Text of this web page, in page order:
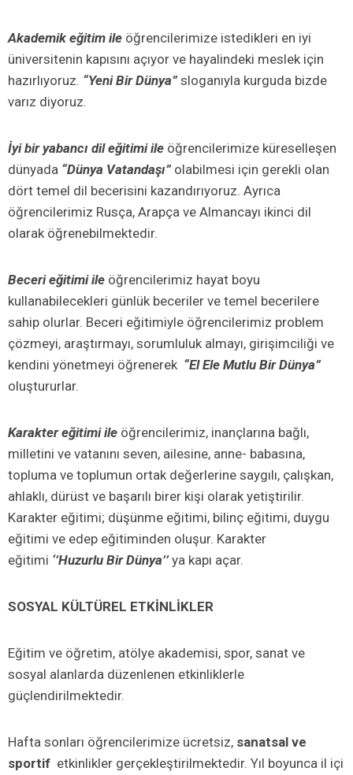
Akademik eğitim ile öğrencilerimize istedikleri en iyi
üniversitenin kapısını açıyor ve hayalindeki meslek için
hazırlıyoruz. “Yeni Bir Dünya”sloganıyla kurguda bizde
varız diyoruz.
İyi bir yabancı dil eğitimi ile öğrencilerimize küreselleşen
dünyada “Dünya Vatandaşı”olabilmesi için gerekli olan
dört temel dil becerisini kazandırıyoruz. Ayrıca
öğrencilerimiz Rusça, Arapça ve Almancayı ikinci dil
olarak öğrenebilmektedir.
Beceri eğitimi ile öğrencilerimiz hayat boyu
kullanabilecekleri günlük beceriler ve temel becerilere
sahip olurlar. Beceri eğitimiyle öğrencilerimiz problem
çözmeyi, araştırmayı, sorumluluk almayı, girişimciliği ve
kendini yönetmeyi öğrenerek “El Ele Mutlu Bir Dünya”
oluştururlar.
Karakter eğitimi ile öğrencilerimiz, inançlarına bağlı,
milletini ve vatanını seven, ailesine, anne- babasına,
topluma ve toplumun ortak değerlerine saygılı, çalışkan,
ahlaklı, dürüst ve başarılı birer kişi olarak yetiştirilir.
Karakter eğitimi; düşünme eğitimi, bilinç eğitimi, duygu
eğitimi ve edep eğitiminden oluşur. Karakter
eğitimi ‘’Huzurlu Bir Dünya’’ya kapı açar.
SOSYAL KÜLTÜREL ETKİNLİKLER
Eğitim ve öğretim, atölye akademisi, spor, sanat ve
sosyal alanlarda düzenlenen etkinliklerle
güçlendirilmektedir.
Hafta sonları öğrencilerimize ücretsiz, sanatsal ve
sportif etkinlikler gerçekleştirilmektedir. Yıl boyunca il içi